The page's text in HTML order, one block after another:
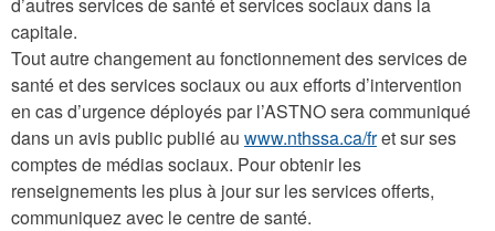
capitale.
Tout autre changement au fonctionnement des services de
santé et des services sociaux ou aux efforts d’intervention
en cas d’urgence déployés par l’ASTNO sera communiqué
dans un avis public publié au www.nthssa.ca/fret sur ses
comptes de médias sociaux. Pour obtenir les
renseignements les plus à jour sur les services offerts,
communiquez avec le centre de santé.